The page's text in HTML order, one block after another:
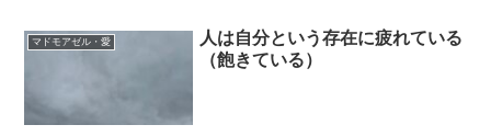
マドモアゼル・愛
人は自分という存在に疲れている
（飽きている）